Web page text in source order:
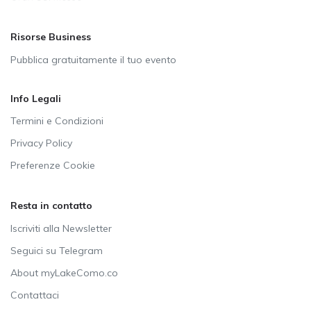
Risorse Business
Pubblica gratuitamente il tuo evento
Info Legali
Termini e Condizioni
Privacy Policy
Preferenze Cookie
Resta in contatto
Iscriviti alla Newsletter
Seguici su Telegram
About myLakeComo.co
Contattaci